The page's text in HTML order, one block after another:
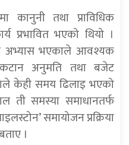
कानुनी तथा प्राविधिक
प्रभावित भएको थियो ।
अभ्यास भएकाले आवश्यक
अनुमति तथा बजेट
केही समय ढिलाइ भएको
ती समस्या समाधानतर्फ
समायोजन प्रक्रिया
।